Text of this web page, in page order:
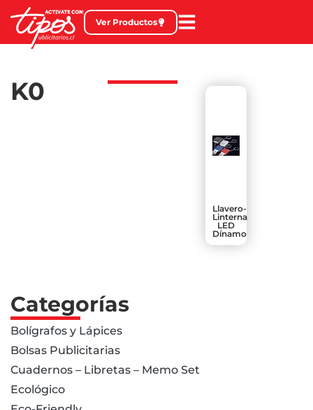
Ver Productos
K0
Llavero-
Linterna
LED
Dínamo
Categorías
Bolígrafos y Lápices
Bolsas Publicitarias
Cuadernos – Libretas – Memo Set
Ecológico